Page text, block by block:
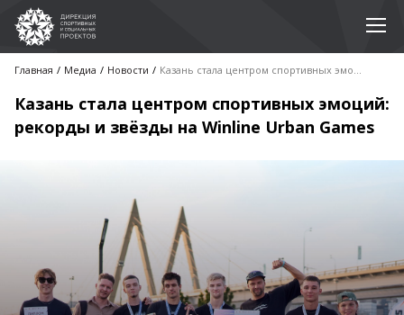
Главная Медиа Новости Казань стала центром спортивных эмоций: рекорды и звёзды на Winline Urban Games
Казань стала центром спортивных эмоций:
рекорды и звёзды на Winline Urban Games